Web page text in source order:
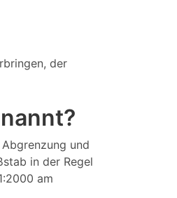
der
und
in der Regel
am